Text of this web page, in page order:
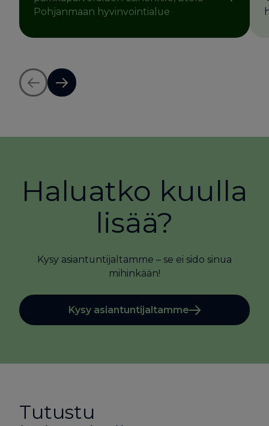
Pohjanmaan hyvinvointialue
Haluatko kuulla
lisää?
Kysy asiantuntijaltamme – se ei sido sinua
mihinkään!
Kysy asiantuntijaltamme
Tutustu